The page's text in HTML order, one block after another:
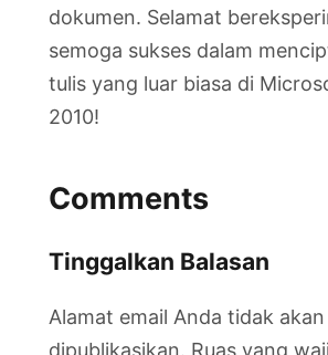
dokumen. Selamat
semoga sukses dalam
tulis yang luar biasa di
2010!
Comments
Tinggalkan Balasan
Alamat email Anda tidak akan
dipublikasikan. Ruas yang